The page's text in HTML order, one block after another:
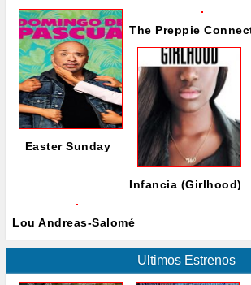
Easter Sunday
The Preppie
Infancia (Girlhood)
Lou Andreas-Salomé
Ultimos Estrenos